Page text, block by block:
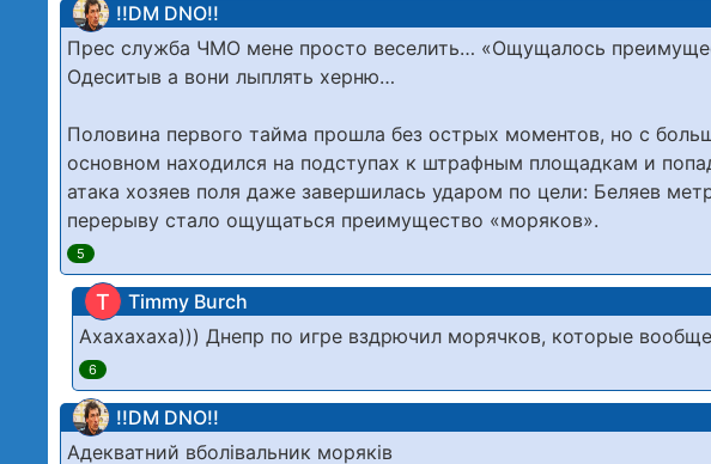
!!DM DNO!!
Прес служба ЧМО мене просто веселить… «Ощущалось
Одеситыв а вони лыплять херню…
Половина первого тайма прошла без острых моментов, но с
основном находился на подступах к штрафным площадкам и
атака хозяев поля даже завершилась ударом по цели: Беляев
перерыву стало ощущаться преимущество «моряков».
5
T Timmy Burch
Ахахахаха))) Днепр по игре вздрючил морячков, которые
6
!!DM DNO!!
Адекватний вболівальник моряків